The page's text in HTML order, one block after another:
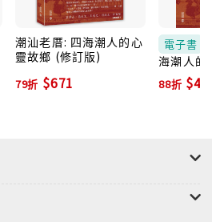
潮汕老厝: 四海潮人的心
靈故鄉 (修訂版)
79折 $671
電子書
海潮人的
訂版） (
88折